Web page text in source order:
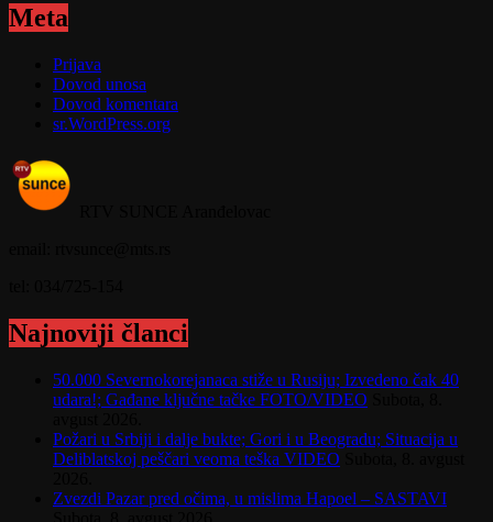
Meta
Prijava
Dovod unosa
Dovod komentara
sr.WordPress.org
Najnoviji članci
50.000 Severnokorejanaca stiže u Rusiju; Izvedeno čak 40
udara!; Gađane ključne tačke FOTO/VIDEO
Požari u Srbiji i dalje bukte; Gori i u Beogradu; Situacija u
Deliblatskoj peščari veoma teška VIDEO
Zvezdi Pazar pred očima, u mislima Hapoel – SASTAVI